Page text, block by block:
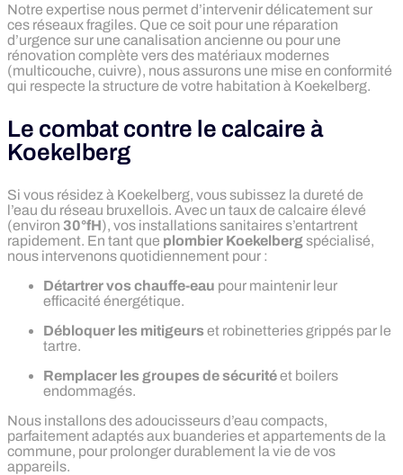
Notre expertise nous permet d’intervenir délicatement sur
ces réseaux fragiles. Que ce soit pour une réparation
d’urgence sur une canalisation ancienne ou pour une
rénovation complète vers des matériaux modernes
(multicouche, cuivre), nous assurons une mise en conformité
qui respecte la structure de votre habitation à Koekelberg.
Le combat contre le calcaire à
Koekelberg
Si vous résidez à Koekelberg, vous subissez la dureté de
l’eau du réseau bruxellois. Avec un taux de calcaire élevé
(environ 30°fH), vos installations sanitaires s’entartrent
rapidement. En tant que plombier Koekelbergspécialisé,
nous intervenons quotidiennement pour :
Détartrer vos chauffe-eau pour maintenir leur
efficacité énergétique.
Débloquer les mitigeurset robinetteries grippés par le
tartre.
Remplacer les groupes de sécuritéet boilers
endommagés.
Nous installons des adoucisseurs d’eau compacts,
parfaitement adaptés aux buanderies et appartements de la
commune, pour prolonger durablement la vie de vos
appareils.